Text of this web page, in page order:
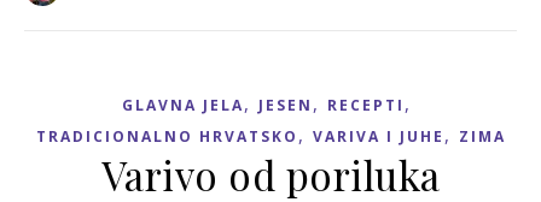
GLAVNA JELA, JESEN , RECEPTI ,
TRADICIONALNO HRVATSKO , VARIVA I JUHE , ZIMA
Varivo od poriluka